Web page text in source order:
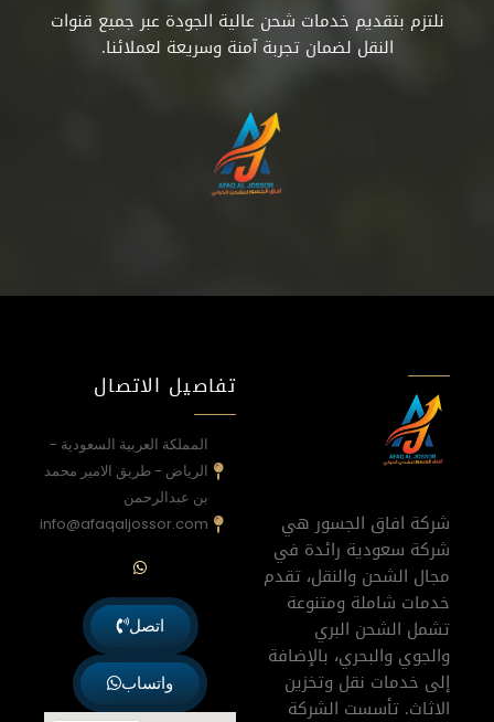
نلتزم بتقديم خدمات شحن عالية الجودة عبر جميع قنوات
النقل لضمان تجربة آمنة وسريعة لعملائنا.
شركة افاق الجسور هي
شركة سعودية رائدة في
مجال الشحن والنقل، تقدم
خدمات شاملة ومتنوعة
تشمل الشحن البري
والجوي والبحري، بالإضافة
إلى خدمات نقل وتخزين
الاثاث. تأسست الشركة
تفاصيل الاتصال
المملكة العربية السعودية -
الرياض - طريق الامير محمد
بن عبدالرحمن
info@afaqaljossor.com
W
h
a
t
s
a
p
اتصل
واتساب